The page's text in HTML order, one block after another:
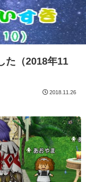
た（2018年11
2018.11.26